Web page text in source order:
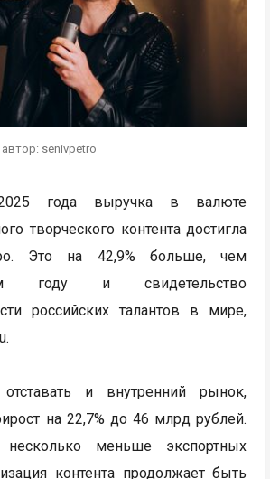
senivpetro
года выручка в валюте
творческого контента достигла
Это на 42,9% больше, чем
году и свидетельство
российских талантов в мире,
и внутренний рынок,
на 22,7% до 46 млрд рублей.
меньше экспортных
контента продолжает быть